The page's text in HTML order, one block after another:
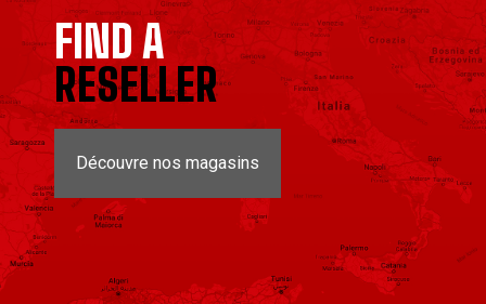
FIND A
RESELLER
Découvre nos magasins